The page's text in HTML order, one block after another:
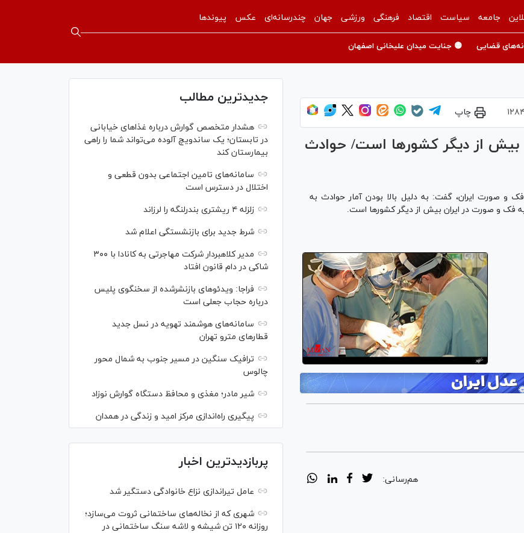
جامعه سیاست اقتصاد فرهنگی ورزشی جهان چندرسانه‌ای عکس پیوندها
قضایی 🟡 جنایت میدان علیخانی اصفهان
چاپ
از دیگر کشورها است/ حوادث
و صورت ایران، گفت: به دلیل بالا بودن آمار حوادث به
و صورت در ایران بیش از دیگر کشورها است.
هم‌رسانی:
جدیدترین مطالب
هشدار متخصص گوارش درباره غذا‌های خیابانی
در تابستان؛ یک ساندویچ آلوده می‌تواند شما را راهی
بیمارستان کند
سامانه‌های تامین اجتماعی بدون قطعی و
اختلال در دسترس است
زلزله ۴ ریشتری بندرلنگه را لرزاند
شرط جدید برای بازنشستگی اعلام شد
مدیر کلاهبردار شرکت مهاجرتی به کانادا با ۳۰۰
شاکی در دام قانون افتاد
فراجا: ویدئو‌های بازنشرشده از سخنگوی پلیس
درباره حجاب جعلی است
سامانه‌های هوشمند تهویه در نسل جدید
قطار‌های مترو تهران
ترافیک سنگین در مسیر جنوب به شمال محور
چالوس
شیر مادر؛ مغذی و محافظ دستگاه گوارش نوزاد
پیگیری راه‌اندازی مرکز امید و زندگی در همدان
پربازدیدترین اخبار
عامل تیراندازی نزاع خانوادگی دستگیر شد
شهری که از نخاله‌های ساختمانی ثروت می‌سازد؛
روزانه ۱۲۰ تن شیشه و لاشه سنگ ساختمانی در